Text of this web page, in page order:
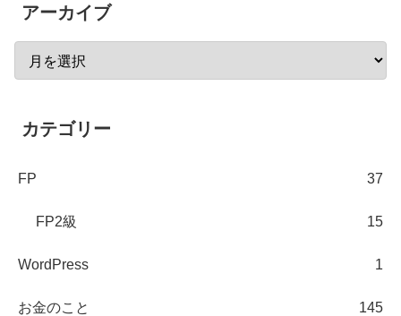
アーカイブ
カテゴリー
FP 37
FP2級 15
WordPress 1
お金のこと 145